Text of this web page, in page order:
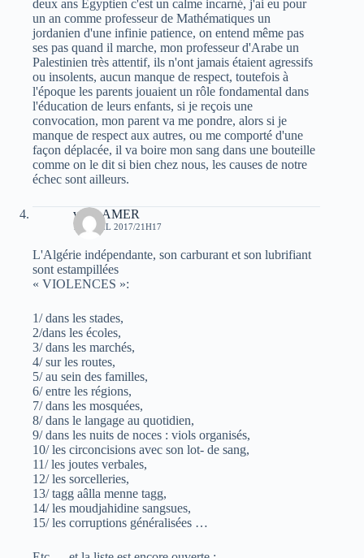
deux ans Égyptien c'est un calme incarné, j'ai eu pour
un an comme professeur de Mathématiques un
jordanien d'une infinie patience, on entend même pas
ses pas quand il marche, mon professeur d'Arabe un
Palestinien très attentif, ils n'ont jamais étaient agressifs
ou insolents, aucun manque de respect, toutefois à
l'époque les parents jouaient un rôle fondamental dans
l'éducation de leurs enfants, si je reçois une
convocation, mon parent va me pondre, alors si je
manque de respect aux autres, ou me comporté d'une
façon déplacée, il va boire mon sang dans une bouteille
comme on le dit si bien chez nous, les causes de notre
échec sont ailleurs.
veriteAMER
15 AVRIL 2017/21H17
L'Algérie indépendante, son carburant et son lubrifiant
sont estampillées
« VIOLENCES »:
1/ dans les stades,
2/dans les écoles,
3/ dans les marchés,
4/ sur les routes,
5/ au sein des familles,
6/ entre les régions,
7/ dans les mosquées,
8/ dans le langage au quotidien,
9/ dans les nuits de noces : viols organisés,
10/ les circoncisions avec son lot- de sang,
11/ les joutes verbales,
12/ les sorcelleries,
13/ tagg aâlla menne tagg,
14/ les moudjahidine sangsues,
15/ les corruptions généralisées …